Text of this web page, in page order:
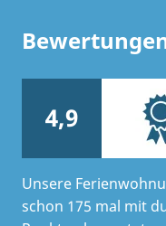
4,9
Unsere
schon 175 mal mit